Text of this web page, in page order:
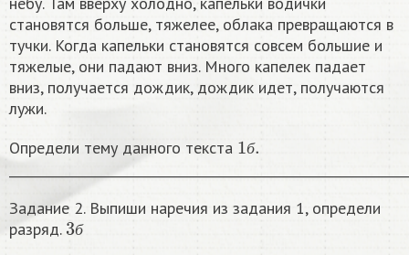
становятся больше, тяжелее, облака превращаются в
тучки. Когда капельки становятся совсем большие и
тяжелые, они падают вниз. Много капелек падает
вниз, получается дождик, дождик идет, получаются
лужи.
Определи тему данного текста
б
1
Задание 2. Выпиши наречия из задания 1, определи
разряд.
б
3б